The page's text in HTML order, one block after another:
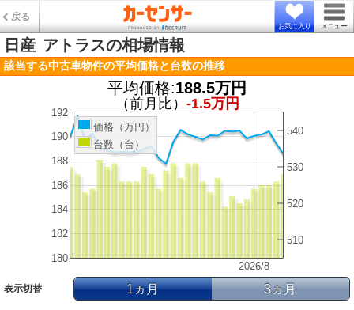
戻る
お気に入り メニュー
日産 アトラスの相場情報
該当する中古車物件の平均価格と台数の推移
平均価格:188.5万円
（前月比） -1.5万円
2026/8
180
182
184
186
188
190
192
510
520
530
540
価格（万円）
台数（台）
表示切替 1ヵ月 3ヵ月